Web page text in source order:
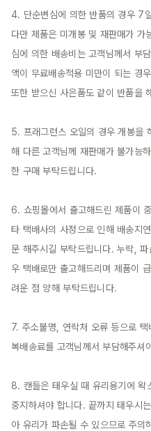
4. 단순변심에 의한 반품의 경우 7
다만 제품은 미개봉 및 재판매가 가
심에 의한 배송비는 고객님께서 부
액이 무료배송적용 미만이 되는 경
또한 받으신 사은품도 같이 반품을
5. 프래그런스 오일의 경우 개봉을
해 다른 고객님께 재판매가 불가능
한 구매 부탁드립니다.
6. 쇼핑몰에서 출고해드린 제품이
타 택배사의 사정으로 인해 배송지
문 해주시길 부탁드립니다. 누락,
우 택배로만 출고해드리며 제품이
려운 점 양해 부탁드립니다.
7. 주소불명, 연락처 오류 등으로
복배송료를 고객님께서 부담해주셔
8. 캔들은 태우실 때 유리용기에
중지하셔야 합니다. 끝까지 태우시
아 유리가 파손될 수 있으므로 주의